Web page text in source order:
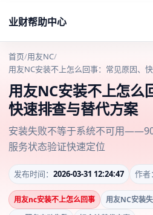
业财帮助中心
首页/用友NC/
用友NC安装不上怎么回事：常见原因、
用友NC安装不上怎么
快速排查与替代方案
安装失败不等于系统不可用
服务状态验证快速定位
发布时间： 2026-03-31 12:24:47 作者：
用友nc安装不上怎么回事 用友NC安装